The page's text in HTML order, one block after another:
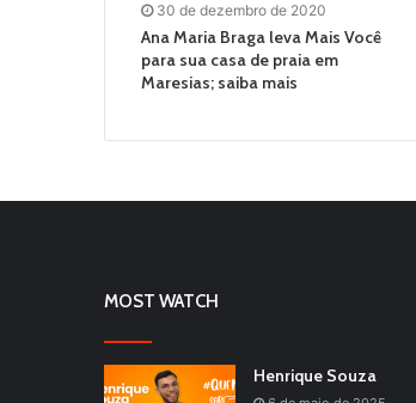
30 de dezembro de 2020
Ana Maria Braga leva Mais Você
para sua casa de praia em
Maresias; saiba mais
MOST WATCH
Henrique Souza